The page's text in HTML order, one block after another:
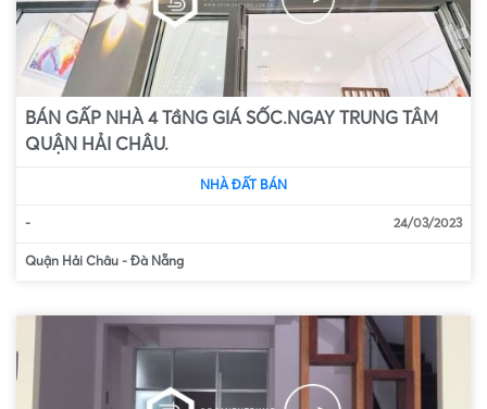
BÁN GẤP NHÀ 4 TầNG GIÁ SỐC.NGAY TRUNG TÂM
QUẬN HẢI CHÂU.
NHÀ ĐẤT BÁN
- 24/03/2023
Quận Hải Châu - Đà Nẵng